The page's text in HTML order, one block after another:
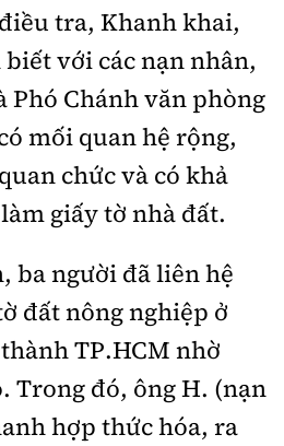
tra, Khanh khai,
với các nạn nhân,
Phó Chánh văn phòng
mối quan hệ rộng,
chức và có khả
giấy tờ nhà đất.
ba người đã liên hệ
đất nông nghiệp ở
TP.HCM nhờ
Trong đó, ông H. (nạn
hợp thức hóa, ra